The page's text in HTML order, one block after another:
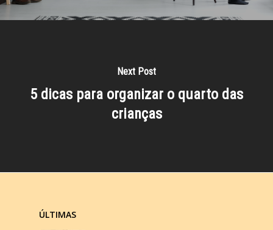
Next Post
5 dicas para organizar o quarto das
crianças
ÚLTIMAS